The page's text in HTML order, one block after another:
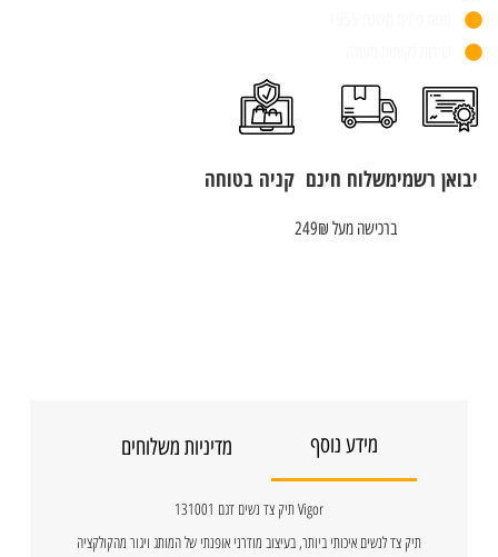
יבואן רשמימשלוח חינם
ברכישה מעל 249₪
קניה בטוחה
מידע נוסף מדיניות משלוחים
Vigor תיק צד נשים דגם 131001
תיק צד לנשים איכותי ביותר, בעיצוב מודרני אופנתי של המותג ויגור מהקולקציה